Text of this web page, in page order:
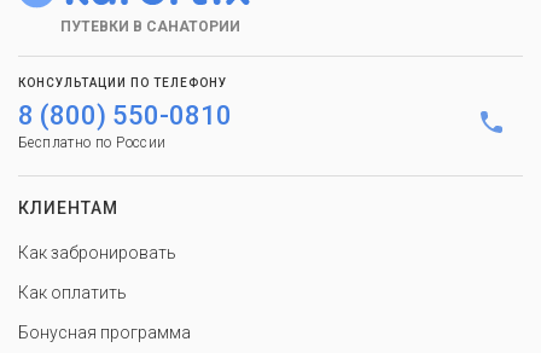
ПУТЕВКИ В САНАТОРИИ
КОНСУЛЬТАЦИИ ПО ТЕЛЕФОНУ
8 (800) 550-0810
Бесплатно по России
КЛИЕНТАМ
Как забронировать
Как оплатить
Бонусная программа